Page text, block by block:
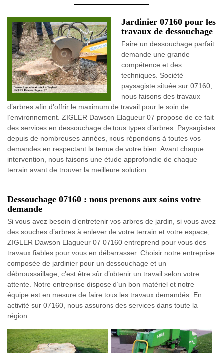
Jardinier 07160 pour les
travaux de dessouchage
Faire un dessouchage parfait
demande une grande
compétence et des
techniques. Société
paysagiste située sur 07160,
nous faisons des travaux
d’arbres afin d’offrir le maximum de travail pour le soin de
l’environnement. ZIGLER Dawson Elagueur 07 propose de ce fait
des services en dessouchage de tous types d’arbres. Paysagistes
depuis de nombreuses années, nous répondons à toutes vos
demandes en respectant la tenue de votre bien. Avant chaque
intervention, nous faisons une étude approfondie de chaque
terrain avant de trouver la meilleure solution.
Dessouchage 07160 : nous prenons aux soins votre
demande
Si vous avez besoin d’entretenir vos arbres de jardin, si vous avez
des souches d’arbres à enlever de votre terrain et votre espace,
ZIGLER Dawson Elagueur 07 07160 entreprend pour vous des
travaux fiables pour vous en débarrasser. Choisir notre entreprise
composée de jardinier pour un dessouchage et un
débroussaillage, c’est être sûr d’obtenir un travail selon votre
attente. Notre entreprise dispose d’un bon matériel et notre
équipe est en mesure de faire tous les travaux demandés. En
activité sur 07160, nous assurons des services dans toute la
région.